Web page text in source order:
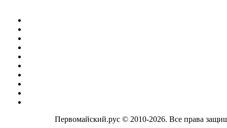
Первомайский.рус © 2010-2026. Все права